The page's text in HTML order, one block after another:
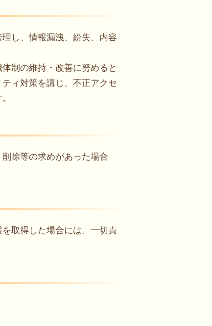
し、情報漏洩、紛失、内容
制の維持・改善に努めると
ィ対策を講じ、不正アクセ
除等の求めがあった場合
取得した場合には、一切責